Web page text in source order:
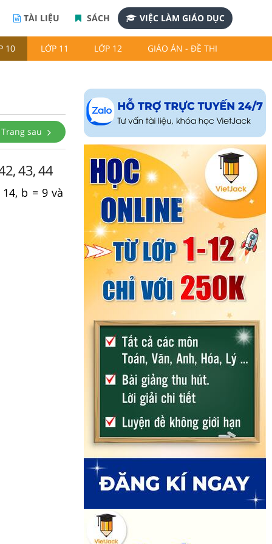
TÀI LIỆU SÁCH VIỆC LÀM GIÁO DỤC
10 LỚP 11 LỚP 12 GIÁO ÁN - ĐỀ THI
Trang sau
43, 44
b = 9 và